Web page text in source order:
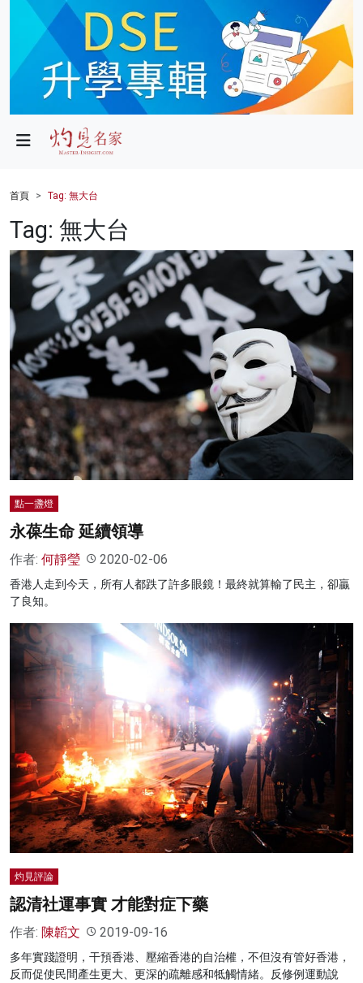
政局
財經
健康
商業
影片
名家榜
灼見活動
關於我們
首頁 Tag: 無大台
Tag: 無大台
點一盞燈
永葆生命 延續領導
作者: 何靜瑩 2020-02-06
香港人走到今天，所有人都跌了許多眼鏡！最終就算輸了民主，卻贏
了良知。
灼見評論
認清社運事實 才能對症下藥
作者: 陳韜文 2019-09-16
多年實踐證明，干預香港、壓縮香港的自治權，不但沒有管好香港，
反而促使民間產生更大、更深的疏離感和牴觸情緒。反修例運動說